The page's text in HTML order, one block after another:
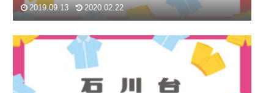
2019.09.13 2020.02.22